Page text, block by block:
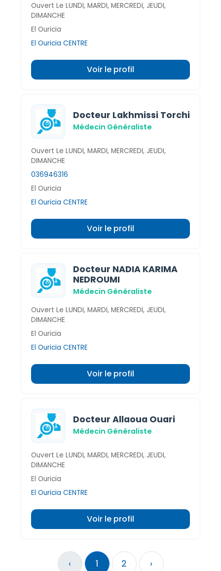
Ouvert Le LUNDI, MARDI, MERCREDI, JEUDI,
DIMANCHE
El Ouricia
El Ouricia CENTRE
Voir le profil
Docteur Lakhmissi Torchi
Médecin Généraliste
Ouvert Le LUNDI, MARDI, MERCREDI, JEUDI,
DIMANCHE
036946316
El Ouricia
El Ouricia CENTRE
Voir le profil
Docteur NADIA KARIMA
NEDROUMI
Médecin Généraliste
Ouvert Le LUNDI, MARDI, MERCREDI, JEUDI,
DIMANCHE
El Ouricia
El Ouricia CENTRE
Voir le profil
Docteur Allaoua Ouari
Médecin Généraliste
Ouvert Le LUNDI, MARDI, MERCREDI, JEUDI,
DIMANCHE
El Ouricia
El Ouricia CENTRE
Voir le profil
‹ 1 2 ›